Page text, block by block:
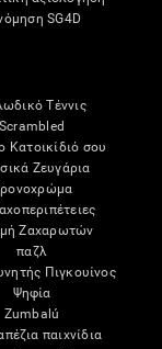
SG4D
Τέννις
Scrambled
Κατοικίδιό σου
Ζευγάρια
Ζαχαρωτών
παζλ
Πιγκουίνος
Ψηφία
Zumbalú
παιχνίδια